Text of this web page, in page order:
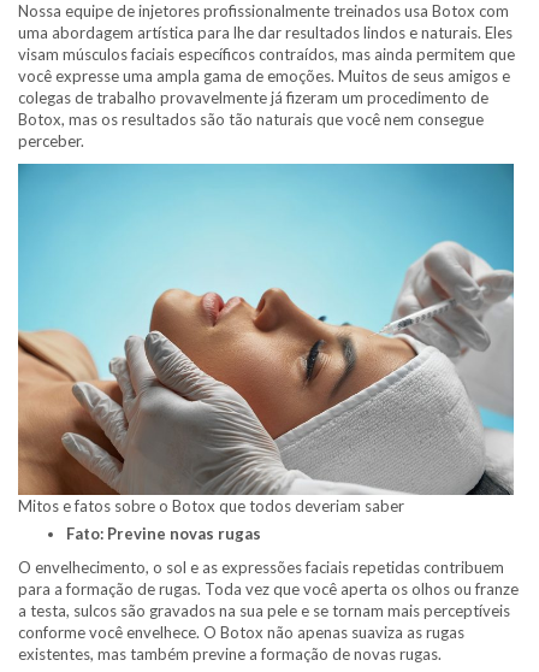
Nossa equipe de injetores profissionalmente treinados usa Botox com
uma abordagem artística para lhe dar resultados lindos e naturais. Eles
visam músculos faciais específicos contraídos, mas ainda permitem que
você expresse uma ampla gama de emoções. Muitos de seus amigos e
colegas de trabalho provavelmente já fizeram um procedimento de
Botox, mas os resultados são tão naturais que você nem consegue
perceber.
Mitos e fatos sobre o Botox que todos deveriam saber
Fato: Previne novas rugas
O envelhecimento, o sol e as expressões faciais repetidas contribuem
para a formação de rugas. Toda vez que você aperta os olhos ou franze
a testa, sulcos são gravados na sua pele e se tornam mais perceptíveis
conforme você envelhece. O Botox não apenas suaviza as rugas
existentes, mas também previne a formação de novas rugas.